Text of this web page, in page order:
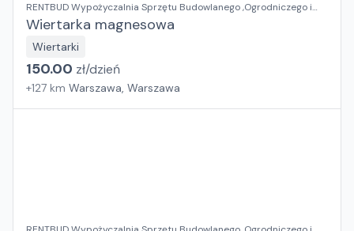
RENTBUD Wypożyczalnia Sprzętu Budowlanego ,Ogrodniczego i
Elektronarzędzi
Wiertarka magnesowa
Wiertarki
150.00 zł/dzień
+127 km Warszawa, Warszawa